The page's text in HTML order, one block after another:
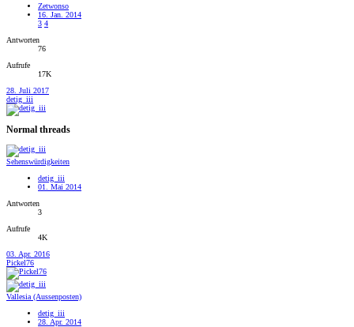
Zetwonso
16. Jan. 2014
3 4
Antworten
76
Aufrufe
17K
28. Juli 2017
detig_iii
Normal threads
Sehenswürdigkeiten
detig_iii
01. Mai 2014
Antworten
3
Aufrufe
4K
03. Apr. 2016
Pickel76
Vallesia (Aussenposten)
detig_iii
28. Apr. 2014